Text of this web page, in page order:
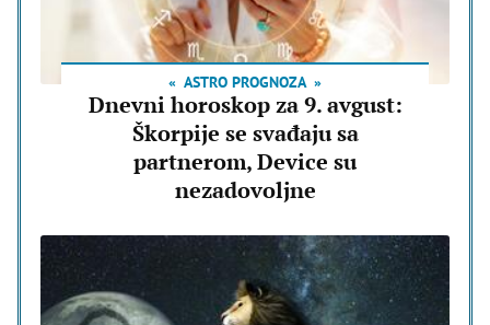
ASTRO PROGNOZA
Dnevni horoskop za 9. avgust:
Škorpije se svađaju sa
partnerom, Device su
nezadovoljne